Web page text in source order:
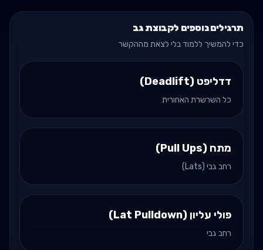
תרגילים נוספים לקבוצת גב
כדי להמשיך ללמוד בלי לצאת מההקשר
דדליפט (Deadlift)
כל השרשרת האחורית
מתח (Pull Ups)
רחב גבי (Lats)
פולי עליון (Lat Pulldown)
רחב גבי